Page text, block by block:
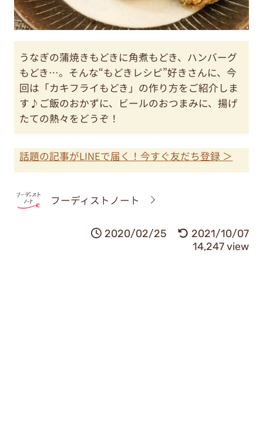
うなぎの蒲焼きもどきに角煮もどき、ハンバーグ
もどき…。そんな“もどきレシピ”好きさんに、今
回は「カキフライもどき」の作り方をご紹介しま
す♪ご飯のおかずに、ビールのおつまみに、揚げ
たての熱々をどうぞ！
話題の記事がLINEで届く！今すぐ友だち登録 ＞
フーディストノート
2020/02/25
2021/10/07
14,247 view